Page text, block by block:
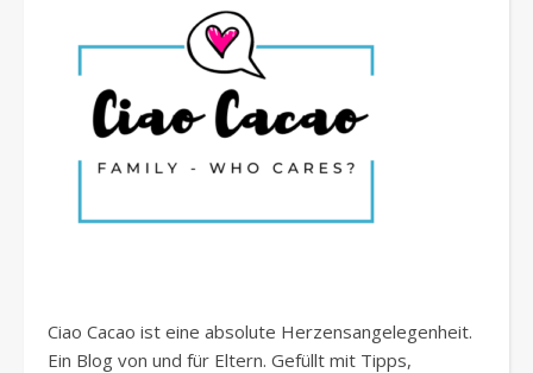
Ciao Cacao ist eine absolute Herzensangelegenheit.
Ein Blog von und für Eltern. Gefüllt mit Tipps,